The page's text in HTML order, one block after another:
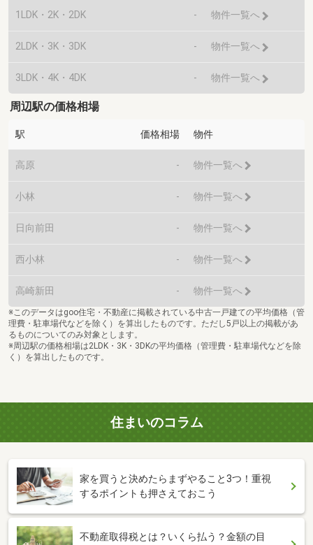
1LDK・2K・2DK - 物件一覧へ
2LDK・3K・3DK - 物件一覧へ
3LDK・4K・4DK - 物件一覧へ
周辺駅の価格相場
駅 価格相場 物件
高原 - 物件一覧へ
小林 - 物件一覧へ
日向前田 - 物件一覧へ
西小林 - 物件一覧へ
高崎新田 - 物件一覧へ
※このデータはgoo住宅・不動産に掲載されている中古一戸建ての平均価格（管
理費・駐車場代などを除く）を算出したものです。ただし5戸以上の掲載があ
るものについてのみ対象とします。
※周辺駅の価格相場は2LDK・3K・3DKの平均価格（管理費・駐車場代などを除
く）を算出したものです。
住まいのコラム
家を買うと決めたらまずやること3つ！重視
するポイントも押さえておこう
不動産取得税とは？いくら払う？金額の目